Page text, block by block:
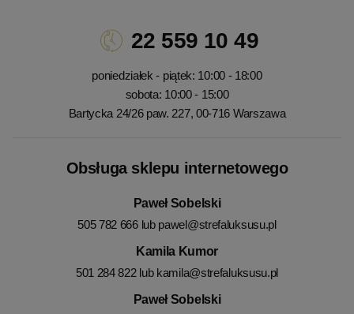
22 559 10 49
poniedziałek - piątek: 10:00 - 18:00
sobota: 10:00 - 15:00
Bartycka 24/26 paw. 227, 00-716 Warszawa
Obsługa sklepu internetowego
Paweł Sobelski
505 782 666 lub pawel@strefaluksusu.pl
Kamila Kumor
501 284 822 lub kamila@strefaluksusu.pl
Paweł Sobelski